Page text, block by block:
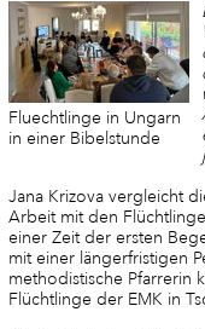
Fluechtlinge in Ungarn
in einer Bibelstunde
Jana Krizova vergleicht
Arbeit mit den
einer Zeit der ersten
mit einer längerfristigen
methodistische Pfarrerin
Flüchtlinge der EMK in